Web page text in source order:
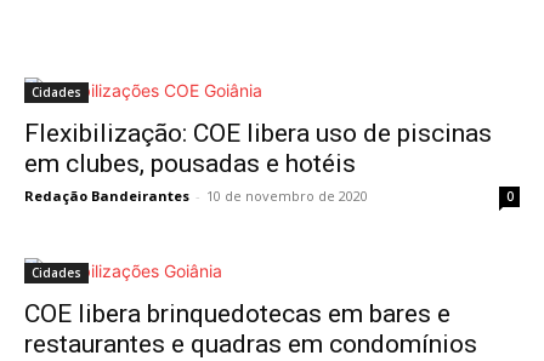
Cidades
Flexibilização: COE libera uso de piscinas
em clubes, pousadas e hotéis
Redação Bandeirantes - 10 de novembro de 2020 0
Cidades
COE libera brinquedotecas em bares e
restaurantes e quadras em condomínios